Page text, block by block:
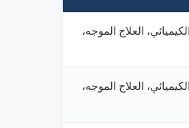
العلاج الموجه،
العلاج الموجه،